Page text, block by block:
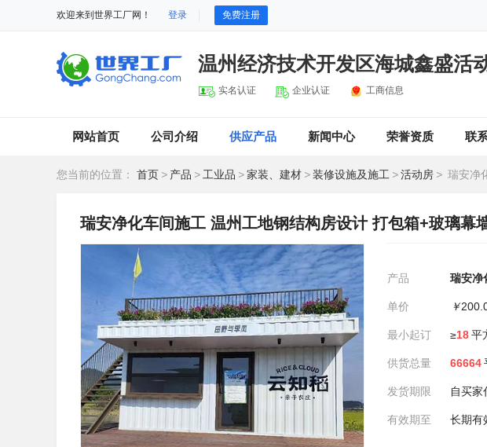
欢迎来到世界工厂网！ 登录 免费注册
温州经济技术开发区海城鑫盛活
实名认证 企业认证 工商信息
网站首页 公司介绍 供应产品 新闻中心 荣誉资质 联
您当前的位置： 首页 > 产品 > 工业品 >家装、建材 >装修设施及施工 >活动房 > 瑞安净
瑞安净化车间施工 温州工地钢结构房设计 打包箱+玻璃幕
产品 瑞安净
单价 ￥
最小起订 ≥18平
供货总量 66664
发货期限 自买家
有效期至 长期有